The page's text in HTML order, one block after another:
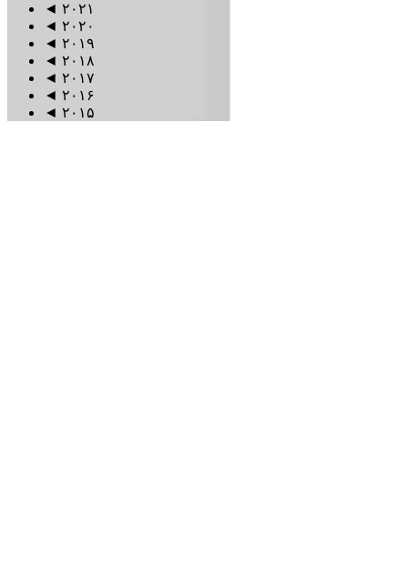
◄ ۲۰۲۱
◄ ۲۰۲۰
◄ ۲۰۱۹
◄ ۲۰۱۸
◄ ۲۰۱۷
◄ ۲۰۱۶
◄ ۲۰۱۵